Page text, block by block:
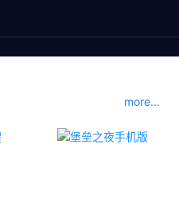
more...